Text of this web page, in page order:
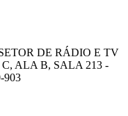
DE RÁDIO E TV
ALA B, SALA 213 -
903